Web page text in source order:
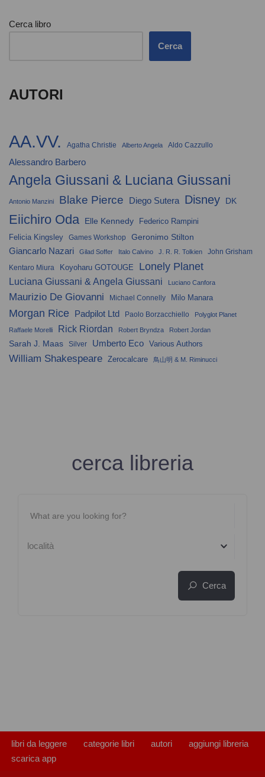
Cerca libro
Cerca
AUTORI
AA.VV. Agatha Christie Alberto Angela Aldo Cazzullo
Alessandro Barbero
Angela Giussani & Luciana Giussani
Antonio Manzini Blake Pierce Diego Sutera Disney DK
Eiichiro Oda Elle Kennedy Federico Rampini
Felicia Kingsley Games Workshop
Geronimo Stilton
Giancarlo Nazari
Gilad Soffer Italo Calvino J. R. R. Tolkien
John Grisham
Kentaro Miura
Koyoharu GOTOUGE Lonely Planet
Luciana Giussani & Angela Giussani Luciano Canfora
Maurizio De Giovanni Michael Connelly Milo Manara
Morgan Rice Padpilot Ltd Paolo Borzacchiello Polyglot Planet
Raffaele Morelli Rick Riordan Robert Bryndza Robert Jordan
Sarah J. Maas Silver Umberto Eco Various Authors
William Shakespeare Zerocalcare 鳥山明 & M. Riminucci
cerca libreria
località
Cerca
libri da leggere categorie libri autori
aggiungi libreria
scarica app